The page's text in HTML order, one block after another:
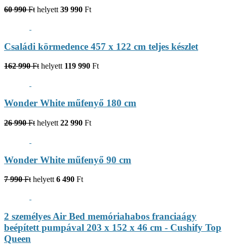
60 990 Ft helyett 39 990 Ft
Családi körmedence 457 x 122 cm teljes készlet
162 990 Fthelyett 119 990 Ft
Wonder White műfenyő 180 cm
26 990 Ft helyett 22 990 Ft
Wonder White műfenyő 90 cm
7 990 Ft helyett 6 490 Ft
2 személyes Air Bed memóriahabos franciaágy
beépített pumpával 203 x 152 x 46 cm - Cushify Top
Queen